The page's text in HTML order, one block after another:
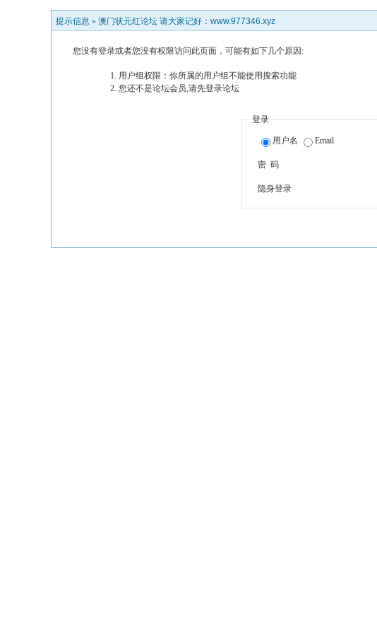
提示信息 » 澳门状元红论坛 请大家记好：www.977346.xyz
您没有登录或者您没有权限访问此页面，可能有如下几个原因:
用户组权限：你所属的用户组不能使用搜索功能
您还不是论坛会员,请先登录论坛
登录
用户名 Email
密 码
隐身登录